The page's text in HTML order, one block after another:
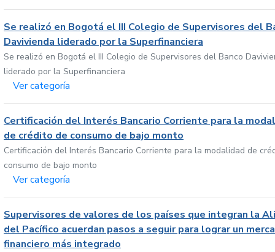
Se realizó en Bogotá el III Colegio de Supervisores del
Davivienda liderado por la Superfinanciera
Se realizó en Bogotá el III Colegio de Supervisores del Banco
liderado por la Superfinanciera
Ver categoría
Certificación del Interés Bancario Corriente para la
de crédito de consumo de bajo monto
Certificación del Interés Bancario Corriente para la modalidad de
consumo de bajo monto
Ver categoría
Supervisores de valores de los países que integran la
del Pacífico acuerdan pasos a seguir para lograr un
financiero más integrado